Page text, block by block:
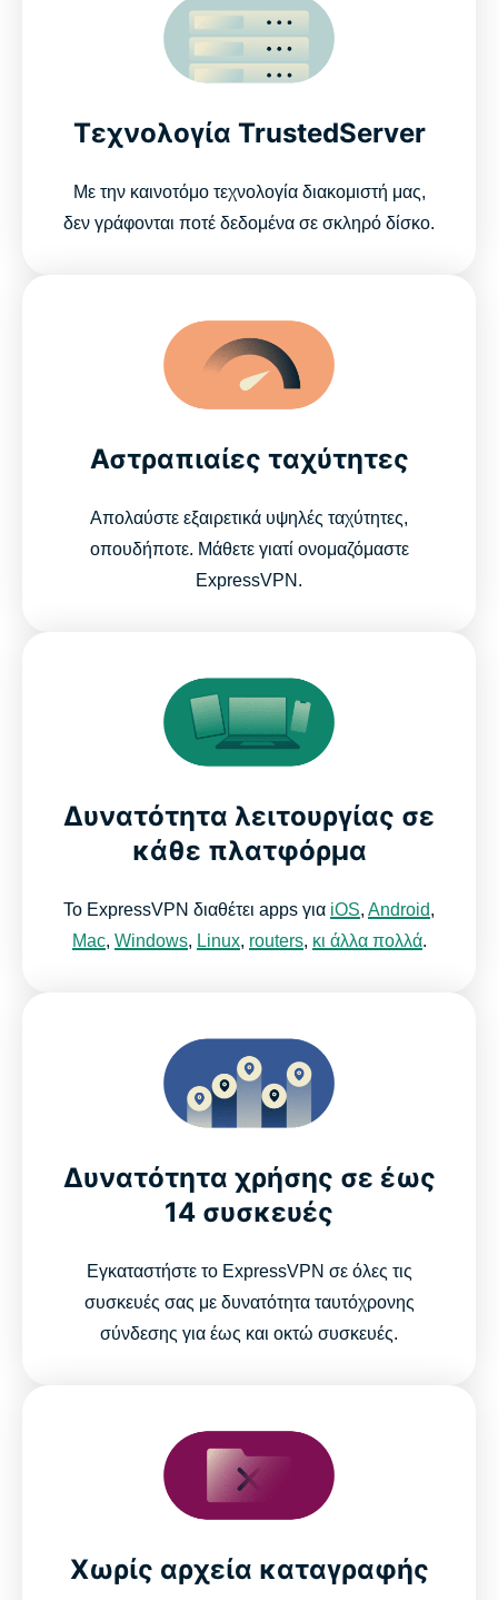
Τεχνολογία TrustedServer
Με την καινοτόμο τεχνολογία διακομιστή μας,
δεν γράφονται ποτέ δεδομένα σε σκληρό δίσκο.
Αστραπιαίες ταχύτητες
Απολαύστε εξαιρετικά υψηλές ταχύτητες,
οπουδήποτε. Μάθετε γιατί ονομαζόμαστε
ExpressVPN.
Δυνατότητα λειτουργίας σε
κάθε πλατφόρμα
Το ExpressVPN διαθέτει apps για iOS, Android,
Mac, Windows, Linux, routers, κι άλλα πολλά.
Δυνατότητα χρήσης σε έως
14 συσκευές
Εγκαταστήστε το ExpressVPN σε όλες τις
συσκευές σας με δυνατότητα ταυτόχρονης
σύνδεσης για έως και οκτώ συσκευές.
Χωρίς αρχεία καταγραφής